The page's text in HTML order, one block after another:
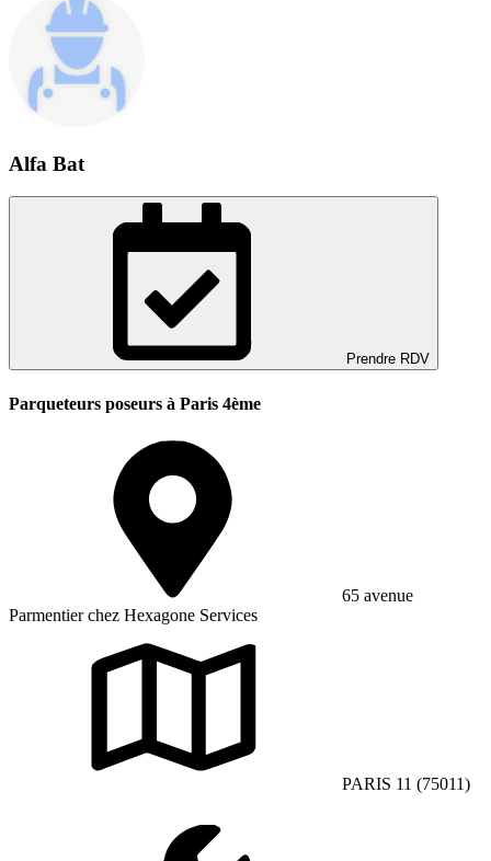
Alfa Bat
Prendre RDV
Parqueteurs poseurs à Paris 4ème
65 avenue
Parmentier chez Hexagone Services
PARIS 11 (75011)